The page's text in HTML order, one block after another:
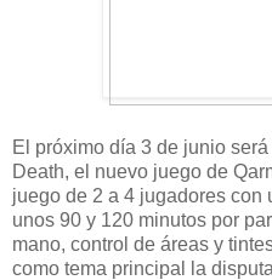
El próximo día 3 de junio
Death, el nuevo juego de
juego de 2 a 4 jugadores con
unos 90 y 120 minutos por
mano, control de áreas y
como tema principal la